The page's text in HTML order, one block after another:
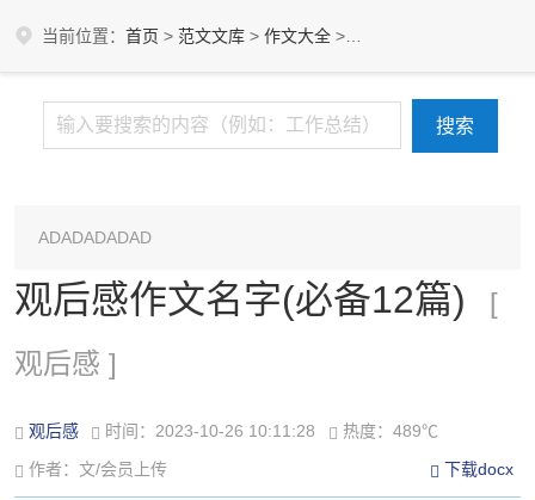
当前位置： 首页 > 范文文库 > 作文大全 >
ADADADADAD
观后感作文名字(必备12篇)
[
观后感 ]
观后感 时间：2023-10-26 10:11:28
热度：489℃
作者：文/会员上传
下载docx